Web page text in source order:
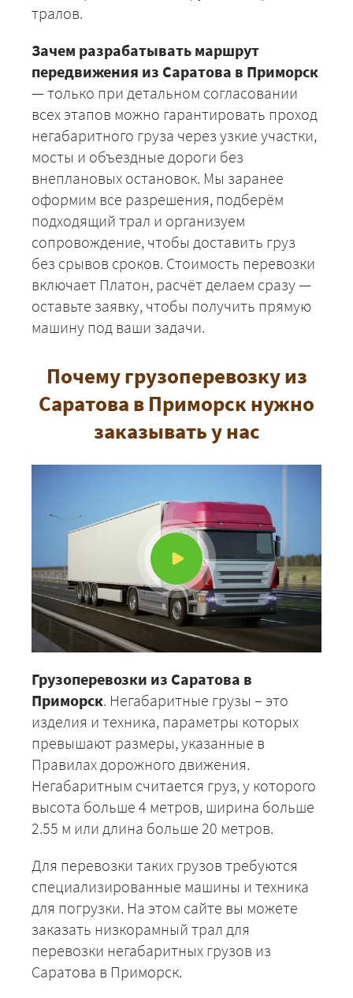
тралов.
Зачем разрабатывать маршрут
передвижения из Саратова в Приморск
— только при детальном согласовании
всех этапов можно гарантировать проход
негабаритного груза через узкие участки,
мосты и объездные дороги без
внеплановых остановок. Мы заранее
оформим все разрешения, подберём
подходящий трал и организуем
сопровождение, чтобы доставить груз
без срывов сроков. Стоимость перевозки
включает Платон, расчёт делаем сразу —
оставьте заявку, чтобы получить прямую
машину под ваши задачи.
Почему грузоперевозку из
Саратова в Приморск нужно
заказывать у нас
Грузоперевозки из Саратова в
Приморск. Негабаритные грузы – это
изделия и техника, параметры которых
превышают размеры, указанные в
Правилах дорожного движения.
Негабаритным считается груз, у которого
высота больше 4 метров, ширина больше
2.55 м или длина больше 20 метров.
Для перевозки таких грузов требуются
специализированные машины и техника
для погрузки. На этом сайте вы можете
заказать низкорамный трал для
перевозки негабаритных грузов из
Саратова в Приморск.
ЗАКАЗАТЬ